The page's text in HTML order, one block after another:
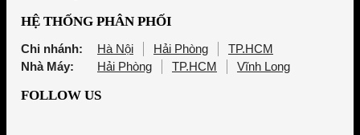
HỆ THỐNG PHÂN PHỐI
Chi nhánh: Hà Nội Hải Phòng
TP.HCM
Nhà Máy:
Hải Phòng TP.HCM Vĩnh Long
FOLLOW US